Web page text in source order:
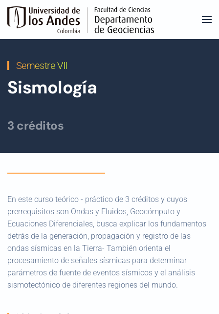
Skip to main content
Semestre VII
Sismología
3 créditos
En este curso teórico - práctico de 3 créditos y cuyos
prerrequisitos son Ondas y Fluidos, Geocómputo y
Ecuaciones Diferenciales, busca explicar los fundamentos
detrás de la generación, propagación y registro de las
ondas sísmicas en la Tierra- También orienta el
procesamiento de señales sísmicas para determinar
parámetros de fuente de eventos sísmicos y el análisis
sismotectónico de diferentes regiones del mundo.